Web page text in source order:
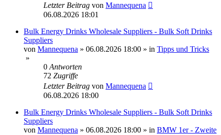
Letzter Beitrag von Mannequena
06.08.2026 18:01
Bulk Energy Drinks Wholesale Suppliers - Bulk Soft Drinks
Suppliers
von Mannequena » 06.08.2026 18:00 » in Tipps und Tricks
»
0 Antworten
72 Zugriffe
Letzter Beitrag von Mannequena
06.08.2026 18:00
Bulk Energy Drinks Wholesale Suppliers - Bulk Soft Drinks
Suppliers
von Mannequena » 06.08.2026 18:00 » in BMW 1er - Zweite